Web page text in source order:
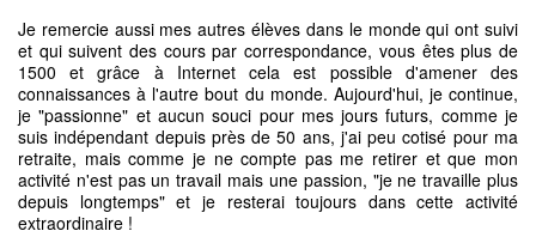
Je remercie aussi mes autres élèves dans le monde qui ont suivi
et qui suivent des cours par correspondance, vous êtes plus de
1500 et grâce à Internet cela est possible d'amener des
connaissances à l'autre bout du monde. Aujourd'hui, je continue,
je "passionne" et aucun souci pour mes jours futurs, comme je
suis indépendant depuis près de 50 ans, j'ai peu cotisé pour ma
retraite, mais comme je ne compte pas me retirer et que mon
activité n'est pas un travail mais une passion, "je ne travaille plus
depuis longtemps" et je resterai toujours dans cette activité
extraordinaire !